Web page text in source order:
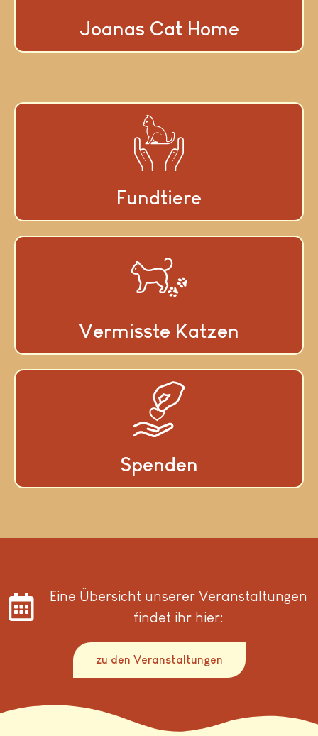
Joanas Cat Home
Fundtiere
Vermisste Katzen
Spenden
Eine Übersicht unserer Veranstaltungen
findet ihr hier:
zu den Veranstaltungen